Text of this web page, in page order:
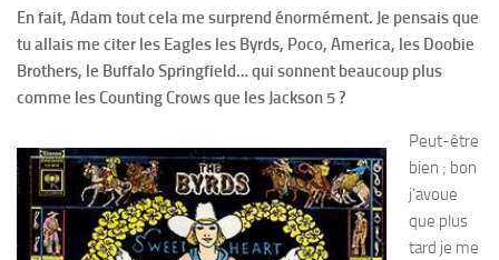
En fait, Adam tout cela me surprend énormément. Je pensais que
tu allais me citer les Eagles les Byrds, Poco, America, les Doobie
Brothers, le Buffalo Springfield… qui sonnent beaucoup plus
comme les Counting Crows que les Jackson 5 ?
Peut-être
bien ; bon
j’avoue
que plus
tard je me